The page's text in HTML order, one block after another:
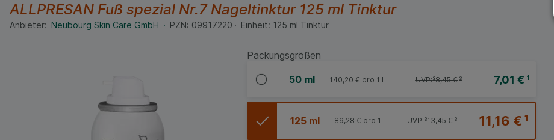
ALLPRESAN Fuß spezial Nr.7 Nageltinktur 125 ml Tinktur
Anbieter: Neubourg Skin Care GmbH PZN: 09917220 Einheit: 125 ml Tinktur
Packungsgrößen
50 ml 7,01 € ¹
UVP:³8,45 €³
140,20 € pro 1 l
125 ml 11,16 €¹
UVP:³13,45 €³
89,28 € pro 1 l